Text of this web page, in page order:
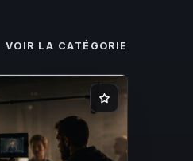
VOIR LA CATÉGORIE